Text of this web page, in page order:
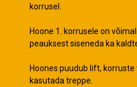
korrusel.
Hoone 1. korrusele on
peauksest siseneda ka
Hoones puudub lift,
kasutada treppe.